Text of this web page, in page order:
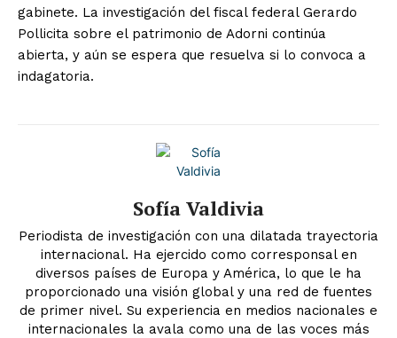
gabinete. La investigación del fiscal federal Gerardo
Pollicita sobre el patrimonio de Adorni continúa
abierta, y aún se espera que resuelva si lo convoca a
indagatoria.
Sofía Valdivia
Periodista de investigación con una dilatada trayectoria
internacional. Ha ejercido como corresponsal en
diversos países de Europa y América, lo que le ha
proporcionado una visión global y una red de fuentes
de primer nivel. Su experiencia en medios nacionales e
internacionales la avala como una de las voces más